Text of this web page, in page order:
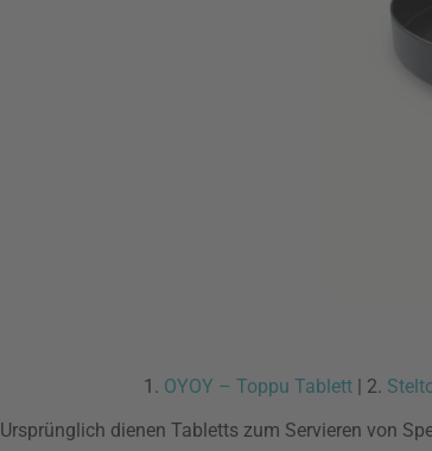
1. OYOY – Toppu Tablett| 2.
Ursprünglich dienen Tabletts zum Servieren von